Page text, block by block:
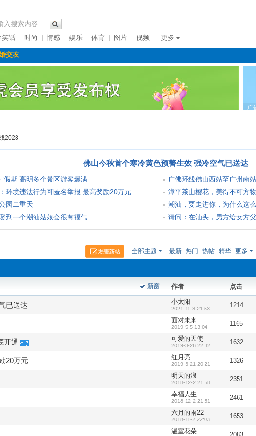
笑话 时尚 情感 娱乐 体育 图片 视频 更多
交友
广
2028
佛山今秋首个寒冷黄色预警生效 强冷空气已送达
”假期 高明多个景区游客爆满
广佛环线佛山西站至广州南
环境违法行为可匿名举报 最高奖励20万元
漳平茶山樱花，美得不可方物
园二重天
潮汕，要走进你，为什么这
到一个潮汕姑娘会很有福气
请问：在汕头，男方给女方
全部主题 最新 热门 热帖 精华 更多
新窗 作者 点击
已送达 小太阳
2021-11-8 21:53 1214
面对未来
2019-5-5 13:04 1165
开通 可爱的天使
2019-3-26 22:32 1632
20万元 红月亮
2019-3-21 20:21 1326
明天的浪
2018-12-2 21:58 2351
幸福人生
2018-12-2 21:51 2461
六月的雨22
2018-11-2 22:03 1653
温室花朵 2083